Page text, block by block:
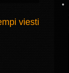
viesti